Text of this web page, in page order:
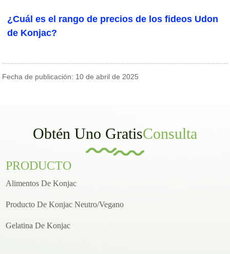
¿Cuál es el rango de precios de los fideos Udon
de Konjac?
Fecha de publicación: 10 de abril de 2025
Obtén Uno GratisConsulta
PRODUCTO
Alimentos De Konjac
Producto De Konjac Neutro/vegano
Gelatina De Konjac